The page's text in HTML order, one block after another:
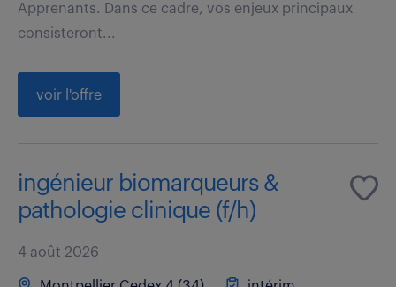
Apprenants. Dans ce cadre, vos enjeux principaux
consisteront...
voir l'offre
ingénieur biomarqueurs &
pathologie clinique (f/h)
4 août 2026